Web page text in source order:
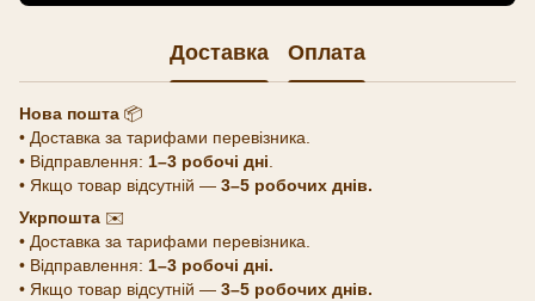
Доставка Оплата
Нова пошта 📦
• Доставка за тарифами перевізника.
• Відправлення: 1–3 робочі дні
• Якщо товар відсутній — 3–5 робочих днів.
Укрпошта ✉️
• Доставка за тарифами перевізника.
• Відправлення: 1–3 робочі дні.
• Якщо товар відсутній — 3–5 робочих днів.